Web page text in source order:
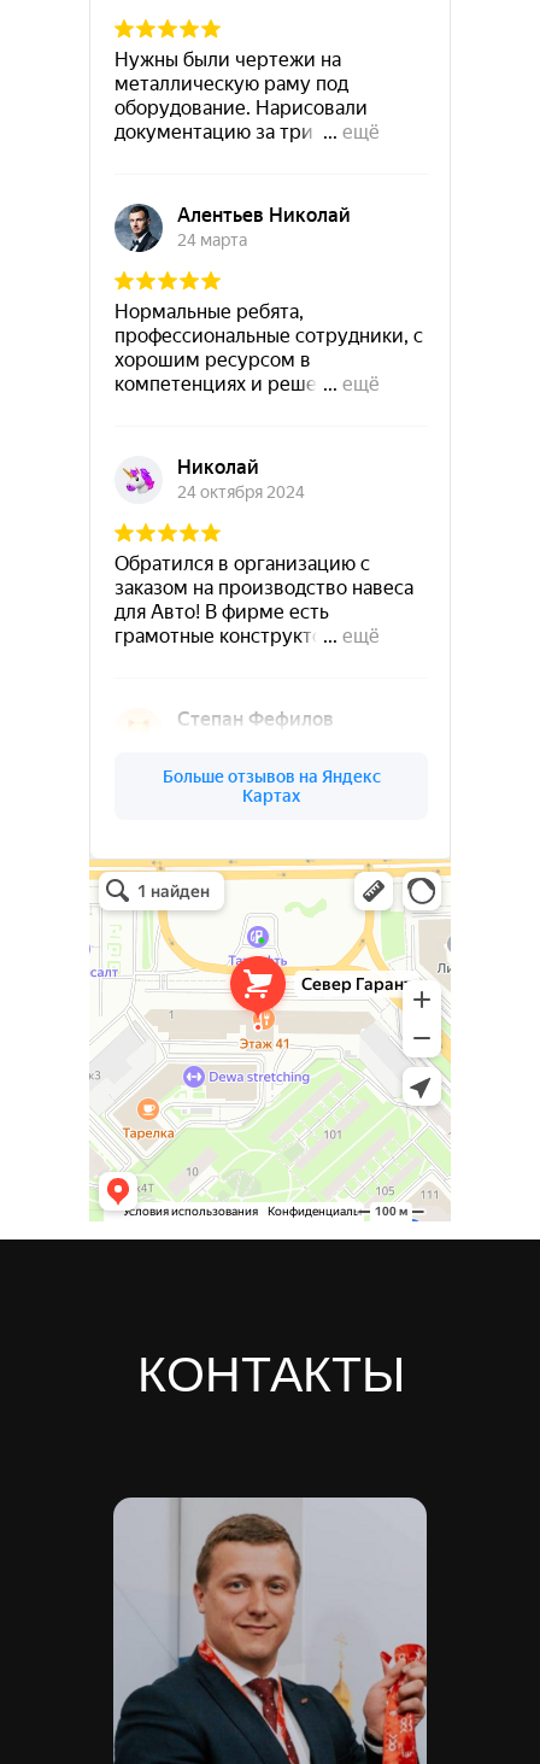
Север Гарант Групп
Металлоконструкции в Санкт‑Петербурге
Металлообработка в Санкт‑Петербурге
КОНТАКТЫ